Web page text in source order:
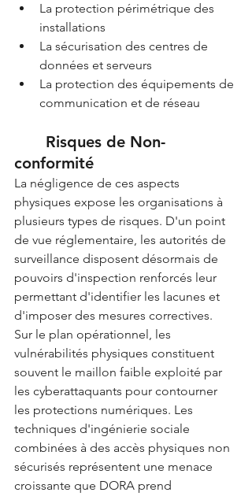
La protection périmétrique des
installations
La sécurisation des centres de
données et serveurs
La protection des équipements de
communication et de réseau
conformité
La négligence de ces aspects
physiques expose les organisations à
plusieurs types de risques. D'un point
de vue réglementaire, les autorités de
surveillance disposent désormais de
pouvoirs d'inspection renforcés leur
permettant d'identifier les lacunes et
d'imposer des mesures correctives.
Sur le plan opérationnel, les
vulnérabilités physiques constituent
souvent le maillon faible exploité par
les cyberattaquants pour contourner
les protections numériques. Les
techniques d'ingénierie sociale
combinées à des accès physiques non
sécurisés représentent une menace
croissante que DORA prend